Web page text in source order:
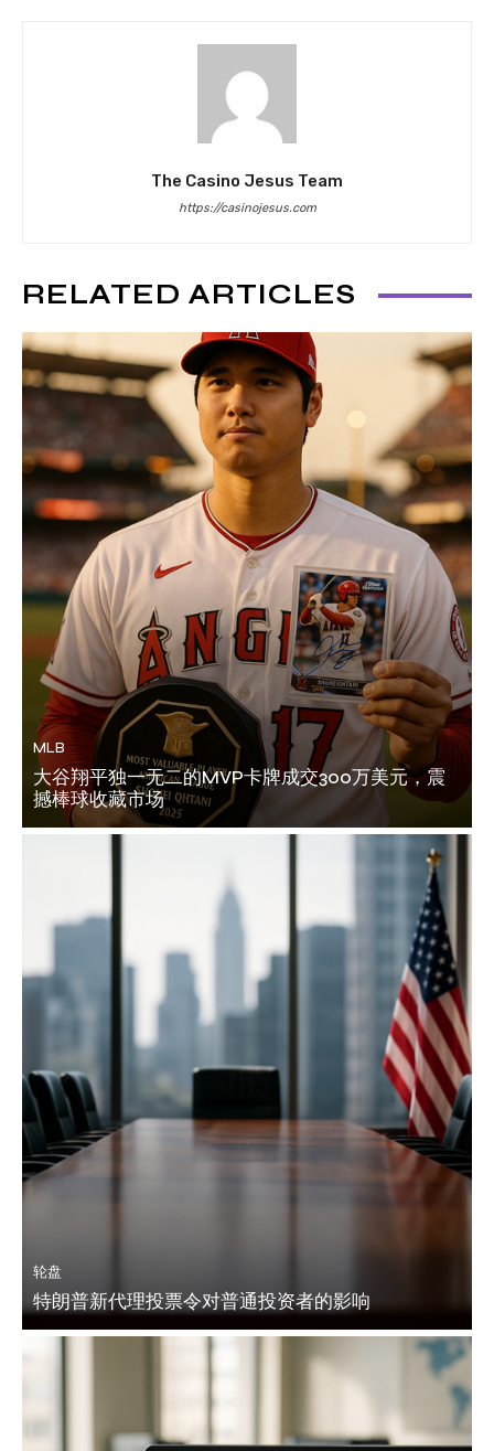
The Casino Jesus Team
https://casinojesus.com
RELATED ARTICLES
MLB
大谷翔平独一无二的MVP卡牌成交300万美元，震
撼棒球收藏市场
轮盘
特朗普新代理投票令对普通投资者的影响